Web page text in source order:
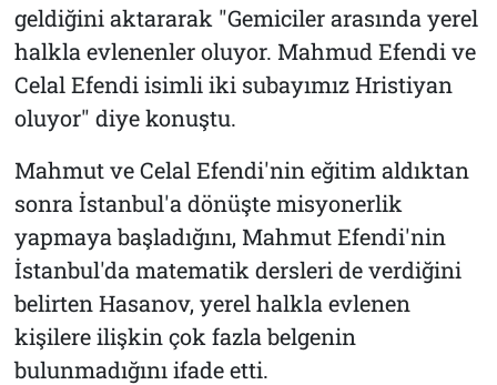
geldiğini aktararak "Gemiciler arasında yerel
halkla evlenenler oluyor. Mahmud Efendi ve
Celal Efendi isimli iki subayımız Hristiyan
oluyor" diye konuştu.
Mahmut ve Celal Efendi'nin eğitim aldıktan
sonra İstanbul'a dönüşte misyonerlik
yapmaya başladığını, Mahmut Efendi'nin
İstanbul'da matematik dersleri de verdiğini
belirten Hasanov, yerel halkla evlenen
kişilere ilişkin çok fazla belgenin
bulunmadığını ifade etti.